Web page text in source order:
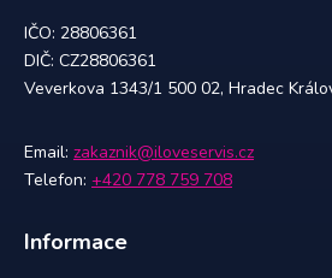
IČO: 28806361
DIČ: CZ28806361
Veverkova 1343/1 500 02, Hradec
Email: zakaznik@iloveservis.cz
Telefon: +420 778 759 708
Informace